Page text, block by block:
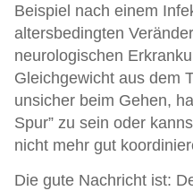
Beispiel nach einem
altersbedingten
neurologischen
Gleichgewicht aus dem
unsicher beim Gehen,
Spur” zu sein oder
nicht mehr gut
Die gute Nachricht ist: